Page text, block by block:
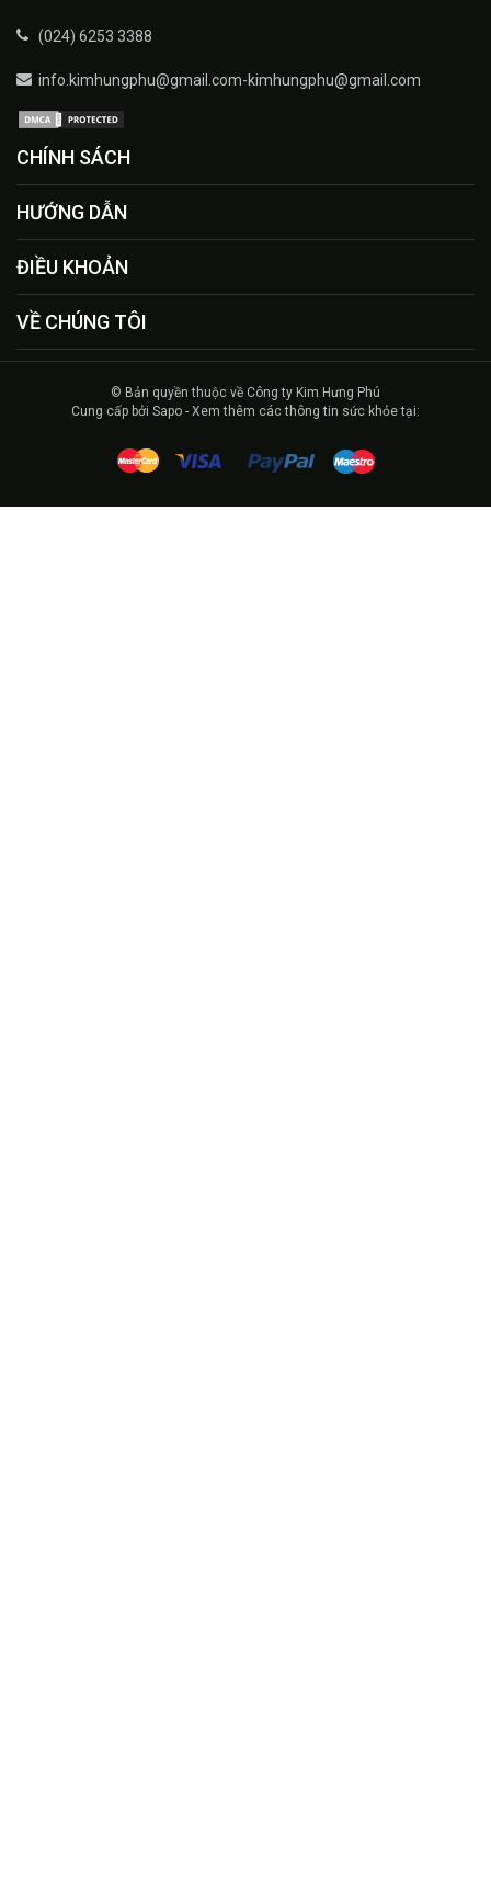
(024) 6253 3388
info.kimhungphu@gmail.com-kimhungphu@gmail.com
CHÍNH SÁCH
HƯỚNG DẪN
ĐIỀU KHOẢN
VỀ CHÚNG TÔI
© Bản quyền thuộc về Công ty Kim Hưng Phú
Cung cấp bởi Sapo - Xem thêm các thông tin sức khỏe tại: